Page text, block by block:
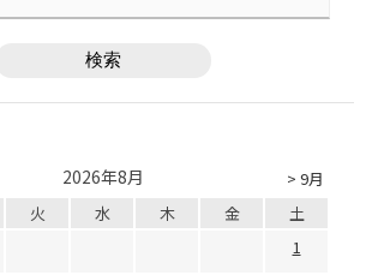
> 9月
2026年8月
火 水 木 金
土
1